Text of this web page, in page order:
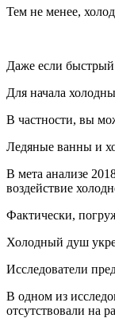
Тем не менее,
Даже если
Для начала
В частности, вы
Ледяные ванны и
В мета анализе
воздействие
Фактически,
Холодный душ
Исследователи
В одном из
отсутствовали на